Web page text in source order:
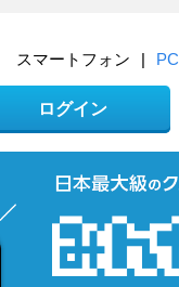
スマートフォン | PC
ログイン